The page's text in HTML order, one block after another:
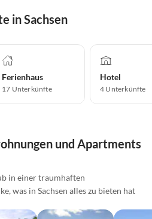
in Sachsen
Ferienhaus
17 Unterkünfte
Hotel
4 Unterkünfte
und Apartments
in einer traumhaften
was in Sachsen alles zu bieten hat